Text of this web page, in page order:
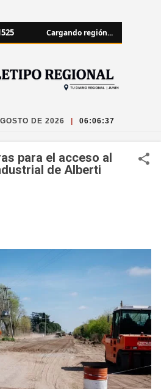
Cargando región...
DE 2026 06:06:38
para el acceso al
de Alberti